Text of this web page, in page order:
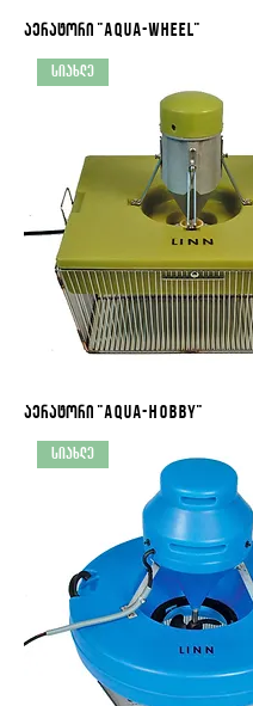
აერატორი "Aqua-Wheel"
სიახლე
აერატორი "Aqua-Hobby"
სიახლე